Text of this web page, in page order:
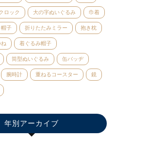
ロック 大の字ぬいぐるみ 巾着
帽子 折りたたみミラー 抱き枕
着ぐるみ帽子
筒型ぬいぐるみ 缶バッヂ
腕時計 重ねるコースター 鏡
年別アーカイブ